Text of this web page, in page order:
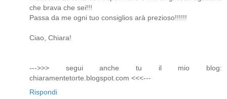
che brava che sei!!!
Passa da me ogni tuo consiglios arà prezioso!!!!!!
Ciao, Chiara!
--->>> segui anche tu il mio blog:
chiaramentetorte.blogspot.com <<<---
Rispondi